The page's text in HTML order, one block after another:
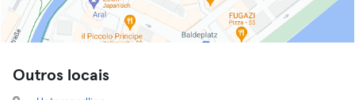
Outros locais